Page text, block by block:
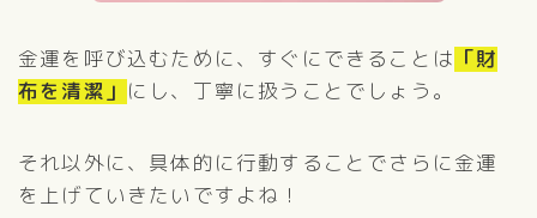
金運を呼び込むために、すぐにできることは 「財
布を清潔」 にし、丁寧に扱うことでしょう。
それ以外に、具体的に行動することでさらに金運
を上げていきたいですよね！